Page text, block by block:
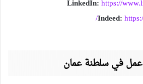
LinkedIn:https://
Indeed:
في سلطنة عمان